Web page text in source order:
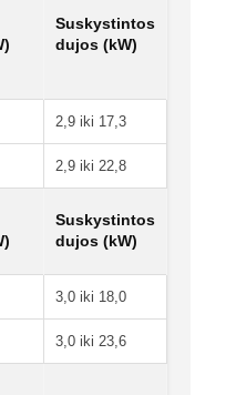
Suskystintos
dujos (kW)
2,9 iki 17,3
2,9 iki 22,8
Suskystintos
dujos (kW)
3,0 iki 18,0
3,0 iki 23,6